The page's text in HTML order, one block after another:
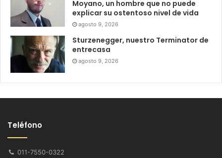
Moyano, un hombre que no puede
explicar su ostentoso nivel de vida
agosto 9, 2026
Sturzenegger, nuestro Terminator de
entrecasa
agosto 9, 2026
Teléfono
011-7550-0322